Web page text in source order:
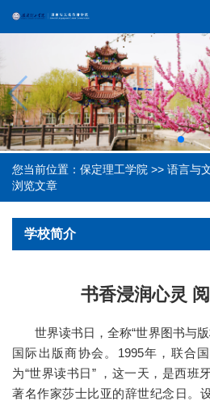
您当前位置： 保定理工学院 >> 语言与
浏览文章
学校简介
书香浸润心灵
世界读书日，全称“世界图书与版
国际出版商协会。1995年，联合
为“世界读书日” ，这一天，是西班
著名作家莎士比亚的辞世纪念日。